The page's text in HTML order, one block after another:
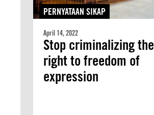
PERNYATAAN SIKAP
April 14, 2022
Stop criminalizing the
right to freedom of
expression